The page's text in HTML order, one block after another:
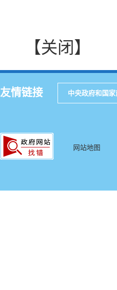
【关闭】
友情链接 中央政府和国
网站地图